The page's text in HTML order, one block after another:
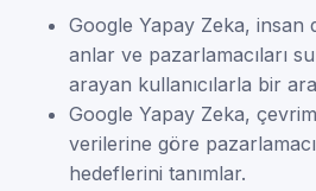
Google Yapay Zeka, insan
anlar ve pazarlamacıları
arayan kullanıcılarla bir
Google Yapay Zeka,
verilerine göre
hedeflerini tanımlar.